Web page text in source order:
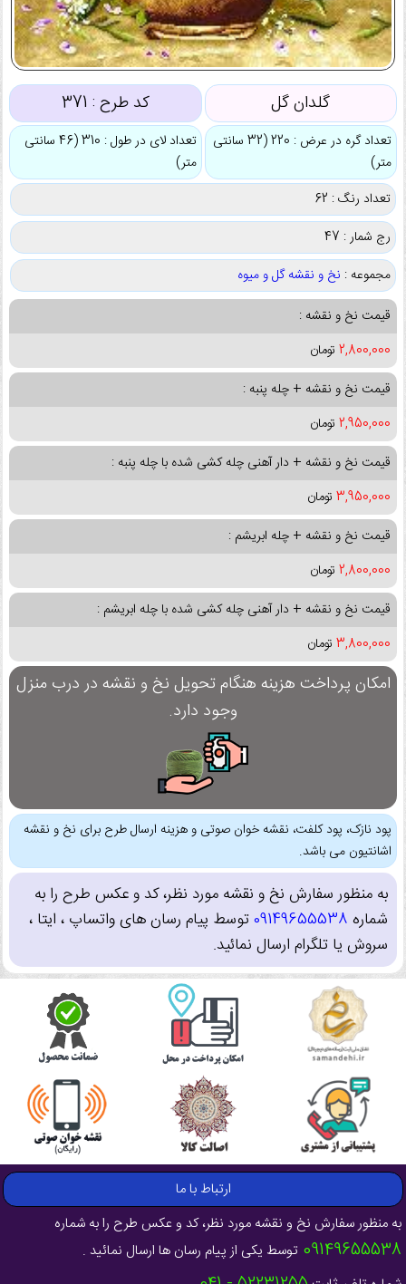
گلدان گل کد طرح : 371
تعداد گره در عرض : 220 (32 سانتی
متر)
تعداد لای در طول : 310 (46 سانتی
متر)
تعداد رنگ : 62
رج شمار : 47
مجموعه : نخ و نقشه گل و میوه
قیمت نخ و نقشه :
2,800,000 تومان
قیمت نخ و نقشه + چله پنبه :
2,950,000 تومان
قیمت نخ و نقشه + دار آهنی چله کشی شده با چله پنبه :
3,950,000 تومان
قیمت نخ و نقشه + چله ابریشم :
2,800,000 تومان
قیمت نخ و نقشه + دار آهنی چله کشی شده با چله ابریشم :
3,800,000 تومان
امکان پرداخت هزینه هنگام تحویل نخ و نقشه در درب منزل
وجود دارد.
پود نازک، پود کلفت، نقشه خوان صوتی و هزینه ارسال طرح برای نخ و نقشه
اشانتیون می باشد.
به منظور سفارش نخ و نقشه مورد نظر، کد و عکس طرح را به
شماره 09149655538توسط پیام رسان های واتساپ ، ایتا ،
سروش یا تلگرام ارسال نمائید.
ارتباط با ما
به منظور سفارش نخ و نقشه مورد نظر، کد و عکس طرح را به شماره
09149655538 توسط یکی از پیام رسان ها ارسال نمائید .